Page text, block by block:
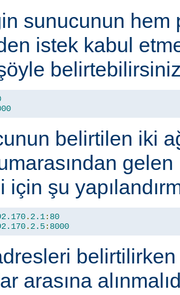
sunucunun hem
istek kabul
belirtilen iki
gelen
için şu
. 2.1: 80
. 2.5: 8000
arasına